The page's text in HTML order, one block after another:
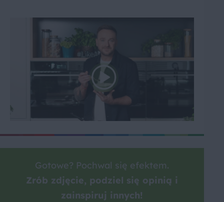
Gotowe? Pochwal się efektem.
Zrób zdjęcie, podziel się opinią i
zainspiruj innych!